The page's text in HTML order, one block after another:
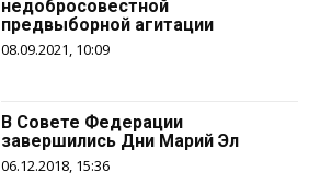
недобросовестной
предвыборной агитации
08.09.2021, 10:09
В Совете Федерации
завершились Дни Марий Эл
06.12.2018, 15:36